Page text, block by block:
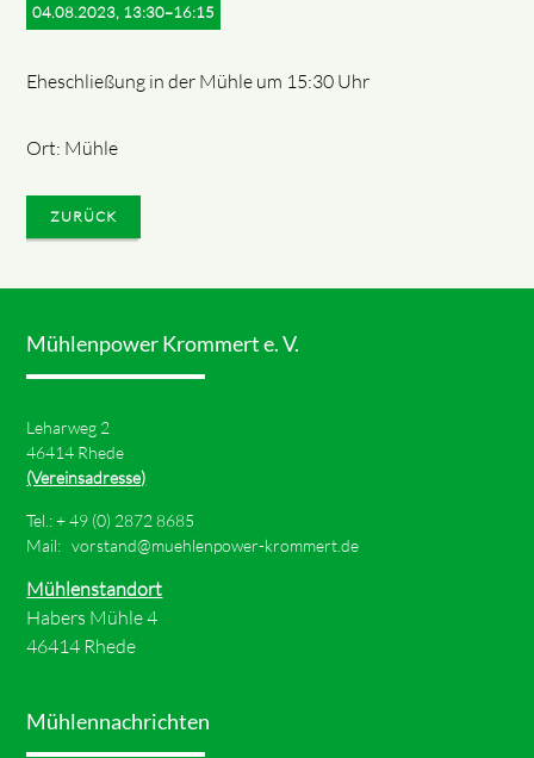
04.08.2023, 13:30–16:15
Eheschließung in der Mühle um 15:30 Uhr
Ort: Mühle
ZURÜCK
Mühlenpower Krommert e. V.
Leharweg 2
46414 Rhede
(Vereinsadresse)
Tel.: +49 (0) 2872 8685
Mail:vorstand@muehlenpower-krommert.de
Mühlenstandort
Habers Mühle 4
46414 Rhede
Mühlennachrichten